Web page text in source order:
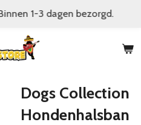
1-3 dagen bezorgd.
Dogs Collection
Hondenhalsban